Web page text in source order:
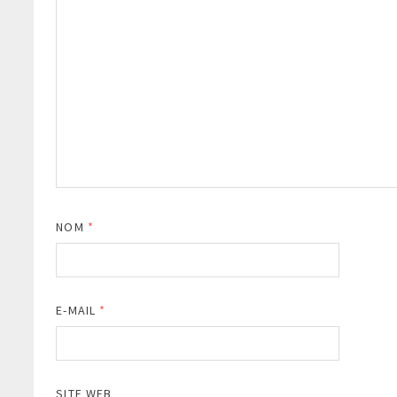
NOM *
E-MAIL *
SITE WEB